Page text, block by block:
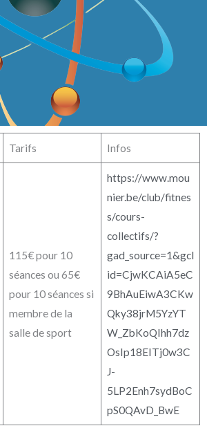
Tarifs Infos
115€ pour 10
séances ou 65€
pour 10 séances si
membre de la
salle de sport
https://www.mou
nier.be/club/fitnes
s/cours-
collectifs/?
gad_source=1&gcl
id=CjwKCAiA5eC
9BhAuEiwA3CKw
Qky38jrM5YzYT
W_ZbKoQIhh7dz
OsIp18EITj0w3C
J-
5LP2Enh7sydBoC
pS0QAvD_BwE